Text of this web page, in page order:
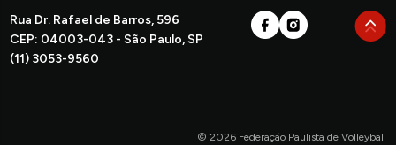
Rua Dr. Rafael de Barros, 596
CEP: 04003-043 - São Paulo, SP
(11) 3053-9560
© 2026 Federação Paulista de Volleyball